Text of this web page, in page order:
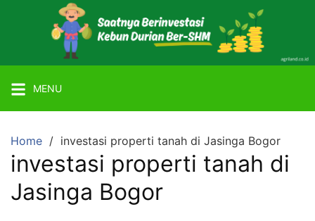
Agriland
Lahan
Kebun
Ber-
SHM
dengan
Tanaman
MENU
Home investasi properti tanah di Jasinga Bogor
investasi properti tanah di
Jasinga Bogor